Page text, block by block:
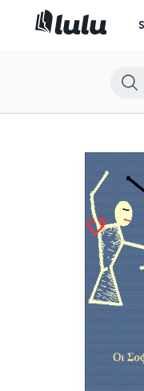
Η Μαλλού και οι σοφοί